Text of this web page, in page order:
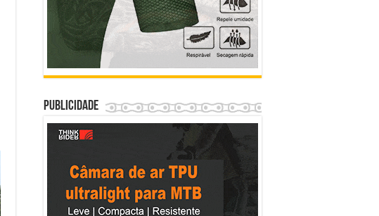
Publicidade